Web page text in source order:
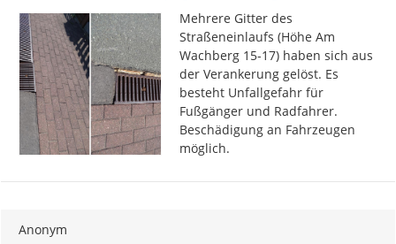
Mehrere Gitter des
Straßeneinlaufs (Höhe Am
Wachberg 15-17) haben sich aus
der Verankerung gelöst. Es
besteht Unfallgefahr für
Fußgänger und Radfahrer.
Beschädigung an Fahrzeugen
möglich.
Anonym